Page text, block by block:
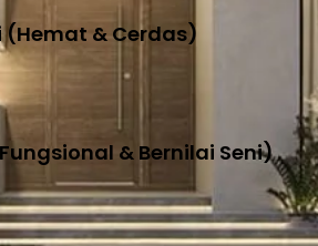
(Hemat & Cerdas)
& Bernilai Seni)